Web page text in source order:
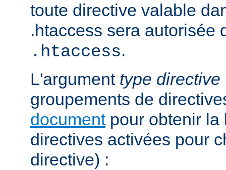
toute directive valable
.htaccess sera autorisée
.htaccess.
L'argument type directive
groupements de
documentpour obtenir la
directives activées pour
directive) :